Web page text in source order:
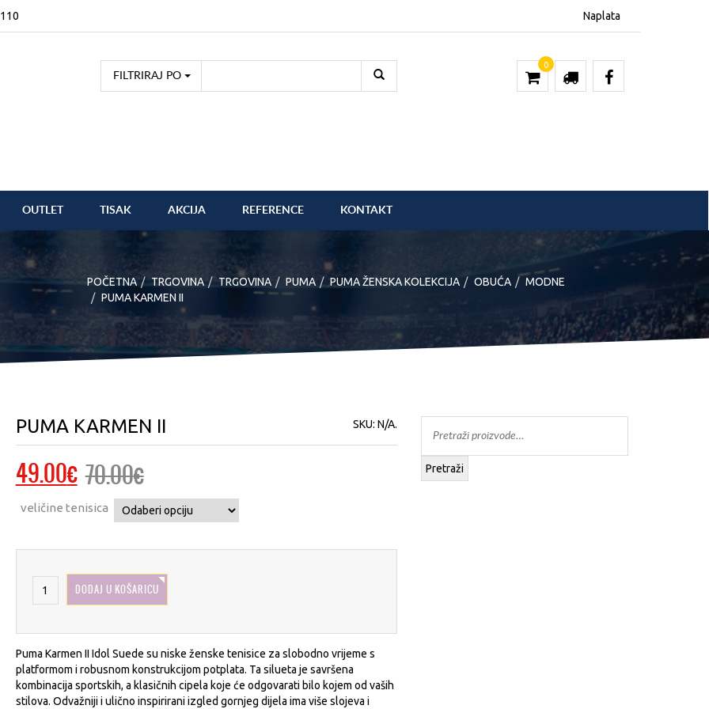
Naplata
FILTRIRAJ PO
0
OUTLET TISAK AKCIJA REFERENCE KONTAKT
POČETNA TRGOVINA TRGOVINA PUMA PUMA ŽENSKA KOLEKCIJA OBUĆA
MODNE
PUMA KARMEN II
PUMA KARMEN II SKU: N/A.
70.00€
Izvorna
cijena
je:
70.00€.
49.00€ Trenutna
cijena
49.00€.
veličine tenisica
DODAJ U KOŠARICU
Puma Karmen II Idol Suede su niske ženske tenisice za slobodno vrijeme s
platformom i robusnom konstrukcijom potplata. Ta silueta je savršena
kombinacija sportskih, a klasičnih cipela koje će odgovarati bilo kojem od vaših
stilova. Odvažniji i ulično inspirirani izgled gornjeg dijela ima više slojeva i
Pretraži